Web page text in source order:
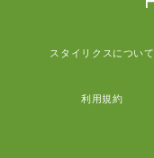
スタイリクスについて
利用規約